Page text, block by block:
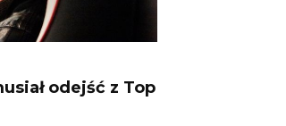
odejść z Top